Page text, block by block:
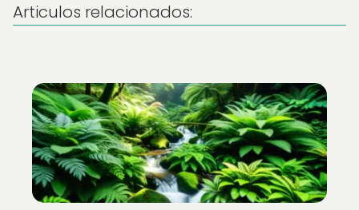
Articulos relacionados: